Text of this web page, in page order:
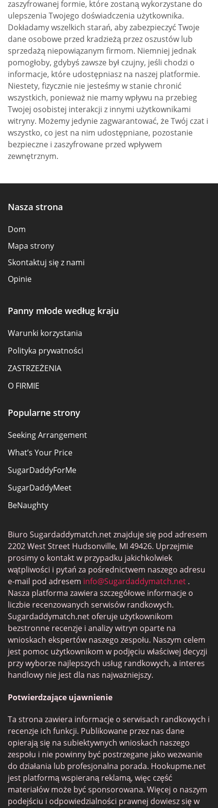
zaszyfrowanej formie, które zostaną wykorzystane do
ulepszenia Twojego doświadczenia użytkownika.
Dokładamy wszelkich starań, aby zabezpieczyć Twoje
dane osobowe przed kradzieżą przez oszustów lub
sprzedażą niepowiązanym firmom. Niemniej jednak
pomogłoby, gdybyś zawsze był czujny, jeśli chodzi o
informacje, które udostępniasz na naszej platformie.
Niestety, fizycznie nie jesteśmy w stanie chronić
wszystkich, ponieważ nie mamy wpływu na przebieg
Twojej osobistej interakcji z innymi użytkownikami
witryny. Możemy jedynie zagwarantować, że Twój czat i
wszystko, co jest na nim udostępniane, pozostanie
bezpieczne i zaszyfrowane przed wpływem
zewnętrznym.
Nasza strona
Dom
Mapa strony
Skontaktuj się z nami
Opinie
Panny młode według kraju
Warunki korzystania
Polityka prywatności
ZASTRZEŻENIA
O FIRMIE
Popularne strony
Seeking Arrangement
What’s Your Price
SugarDaddyForMe
SugarDaddyMeet
BeNaughty
Ashley Madison
Millionaire Match
Miss Travel
RichMeetBeautiful
SugarBook
Together2Night
Biuro Sugardaddymatch.net znajduje się pod adresem
2202 West Street Hudsonville, MI 49426. Uprzejmie
prosimy o kontakt w przypadku jakichkolwiek
wątpliwości i pytań za pośrednictwem naszego adresu
e-mail pod adresem info@Sugardaddymatch.net .
Nasza platforma zawiera szczegółowe informacje o
liczbie recenzowanych serwisów randkowych.
Sugardaddymatch.net oferuje użytkownikom
bezstronne recenzje i analizy witryn oparte na
wnioskach ekspertów naszego zespołu. Naszym celem
jest pomoc użytkownikom w podjęciu właściwej decyzji
przy wyborze najlepszych usług randkowych, a interes
handlowy nie jest dla nas najważniejszy.
Potwierdzające ujawnienie
Ta strona zawiera informacje o serwisach randkowych i
recenzje ich funkcji. Publikowane przez nas dane
opierają się na subiektywnych wnioskach naszego
zespołu i nie powinny być postrzegane jako wezwanie
do działania lub profesjonalna porada. Hookupme.net
jest platformą wspieraną reklamą, więc część
materiałów może być sponsorowana. Więcej o naszym
podejściu i odpowiedzialności prawnej dowiesz się w